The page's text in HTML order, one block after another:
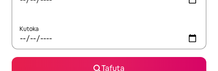
Kutoka
Tafuta